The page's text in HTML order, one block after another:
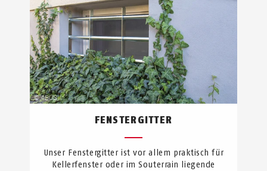
FENSTERGITTER
Unser Fenstergitter ist vor allem praktisch für
Kellerfenster oder im Souterrain liegende